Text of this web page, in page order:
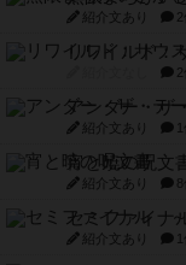
紹介文あり
リワイルド：
アンダー・ザ
紹介文あり
宵と暁の呪文
紹介文あり
セミファイナ
紹介文あり